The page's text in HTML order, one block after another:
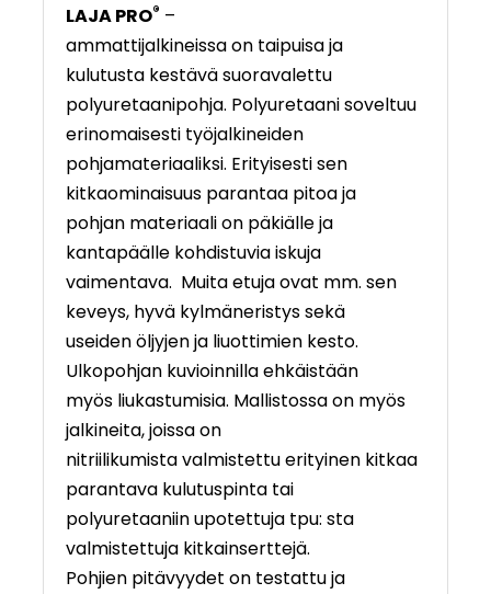
LAJA PRO® –
ammattijalkineissa on taipuisa ja
kulutusta kestävä suoravalettu
polyuretaanipohja. Polyuretaani soveltuu
erinomaisesti työjalkineiden
pohjamateriaaliksi. Erityisesti sen
kitkaominaisuus parantaa pitoa ja
pohjan materiaali on päkiälle ja
kantapäälle kohdistuvia iskuja
vaimentava. Muita etuja ovat mm. sen
keveys, hyvä kylmäneristys sekä
useiden öljyjen ja liuottimien kesto.
Ulkopohjan kuvioinnilla ehkäistään
myös liukastumisia. Mallistossa on myös
jalkineita, joissa on
nitriilikumista valmistettu erityinen kitkaa
parantava kulutuspinta tai
polyuretaaniin upotettuja tpu: sta
valmistettuja kitkainserttejä.
Pohjien pitävyydet on testattu ja